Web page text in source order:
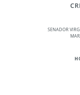
SENADOR